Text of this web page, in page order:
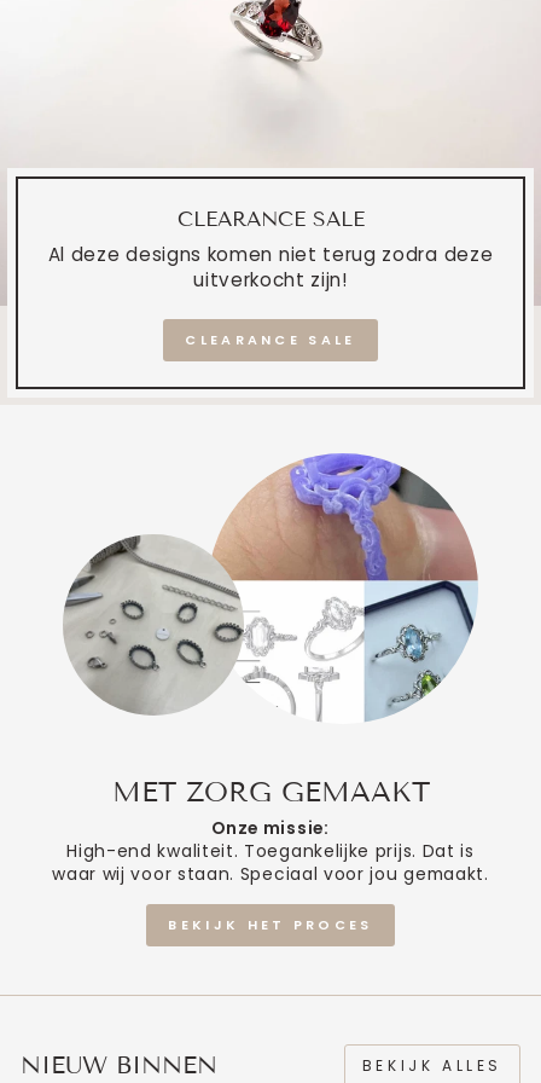
CLEARANCE SALE
Al deze designs komen niet terug zodra deze
uitverkocht zijn!
CLEARANCE SALE
MET ZORG GEMAAKT
Onze missie:
High-end kwaliteit. Toegankelijke prijs. Dat is
waar wij voor staan. Speciaal voor jou gemaakt.
BEKIJK HET PROCES
NIEUW BINNEN BEKIJK ALLES